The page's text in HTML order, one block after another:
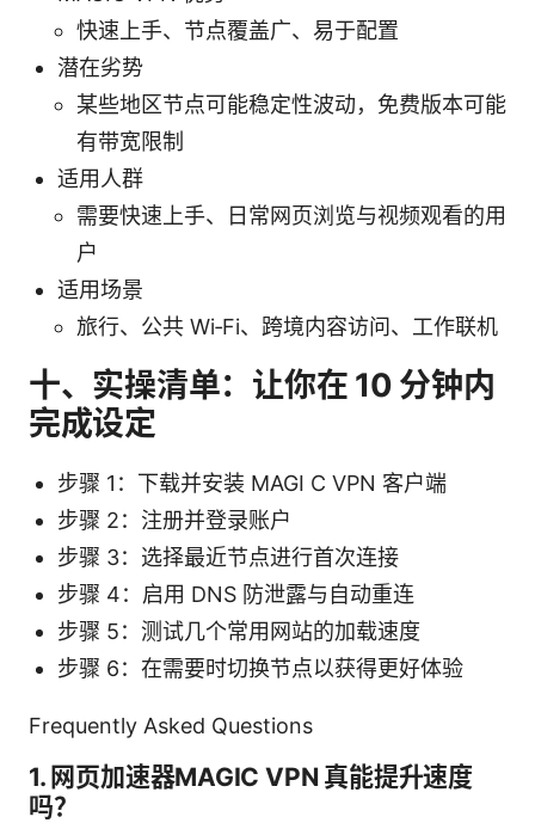
快速上手、节点覆盖广、易于配置
潜在劣势
某些地区节点可能稳定性波动，免费版本可能
有带宽限制
适用人群
需要快速上手、日常网页浏览与视频观看的用
户
适用场景
旅行、公共 Wi‑Fi、跨境内容访问、工作联机
十、实操清单：让你在 10 分钟内
完成设定
步骤 1：下载并安装 MAGI C VPN 客户端
步骤 2：注册并登录账户
步骤 3：选择最近节点进行首次连接
步骤 4：启用 DNS 防泄露与自动重连
步骤 5：测试几个常用网站的加载速度
步骤 6：在需要时切换节点以获得更好体验
Frequently Asked Questions
1. 网页加速器MAGIC VPN 真能提升速度
吗？